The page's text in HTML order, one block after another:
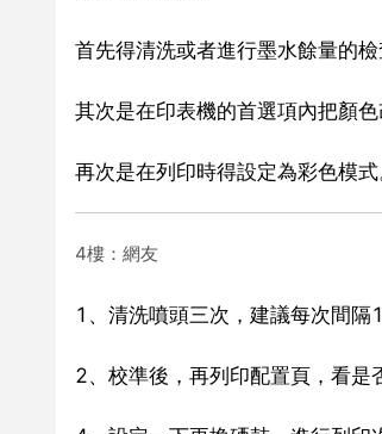
首先得清洗或者進行墨水餘量的
其次是在印表機的首選項內把顏
再次是在列印時得設定為彩色模式
4樓：網友
1、清洗噴頭三次，建議每次間隔
2、校準後，再列印配置頁，看是